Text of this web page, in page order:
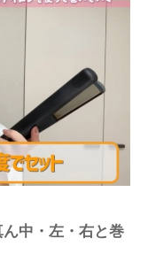
中・左・右と巻